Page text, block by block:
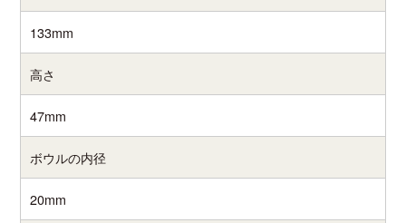
133mm
高さ
47mm
ボウルの内径
20mm